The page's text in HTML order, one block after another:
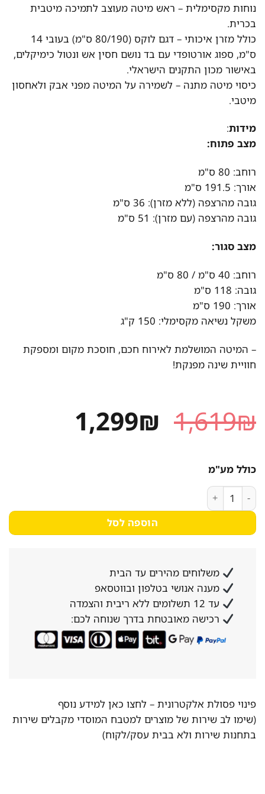
נוחות מקסימלית – ראש מיטה מעוצב לתמיכה מיטבית
בכרית.
כולל מזרן איכותי – דגם לוקס (80/190 ס"מ) בעובי 14
ס"מ, ספוג אורטופדי עם בד נושם חסין אש ונטול כימיקלים,
באישור מכון התקנים הישראלי.
כיסוי מיטה מתנה – לשמירה על המיטה מפני אבק ולאחסון
מיטבי.
מידות:
מצב פתוח:
רוחב: 80 ס"מ
אורך: 191.5 ס"מ
גובה מהרצפה (ללא מזרן): 36 ס"מ
גובה מהרצפה (עם מזרן): 51 ס"מ
מצב סגור:
רוחב: 40 ס"מ / 80 ס"מ
גובה: 118 ס"מ
אורך: 190 ס"מ
משקל נשיאה מקסימלי: 150 ק"ג
– המיטה המושלמת לאירוח חכם, חוסכת מקום ומספקת
חוויית שינה מפנקת!
1,619₪ המחיר
המקורי
1,299₪ המחיר
כולל מע"מ
כמות של מיטה מתקפלת חזקה במיוחד דגם לוקס מבית Twins Design
הוספה לסל
משלוחים מהירים עד הבית
מענה אנושי בטלפון ובווטסאפ
עד 12 תשלומים ללא ריבית והצמדה
רכישה מאובטחת בדרך שנוחה לכם:
פינוי פסולת אלקטרונית –לחצו כאן למידע נוסף
(שימו לב שירות של מוצרים למטבח המוסדי מקבלים שירות
בתחנות שירות ולא בבית עסק/לקוח)